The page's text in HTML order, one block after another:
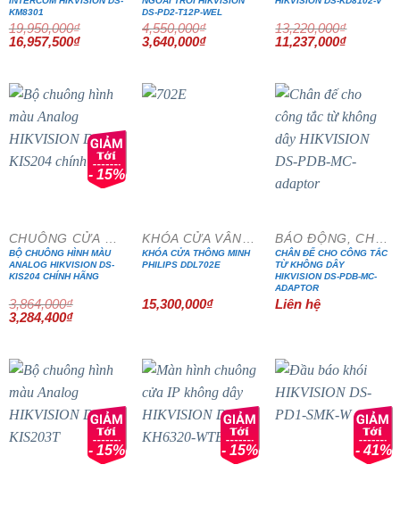
KM8301
19,950,000₫
Giá
gốc
16,957,500₫Giá
16,957,500₫.
DS-PD2-T12P-WEL
4,550,000₫
Giá
gốc
3,640,000₫Giá
13,220,000₫
Giá
gốc
11,237,000₫Giá
- 15%
BỘ CHUÔNG HÌNH MÀU
ANALOG HIKVISION DS-
KIS204 CHÍNH HÃNG
3,864,000₫
Giá
gốc
3,284,400₫Giá
3,284,400₫.
KHÓA CỬA THÔNG MINH
PHILIPS DDL702E
15,300,000₫
CHÂN ĐẾ CHO CÔNG TẮC
TỪ KHÔNG DÂY
HIKVISION DS-PDB-MC-
ADAPTOR
Liên hệ
- 15% - 15% - 41%